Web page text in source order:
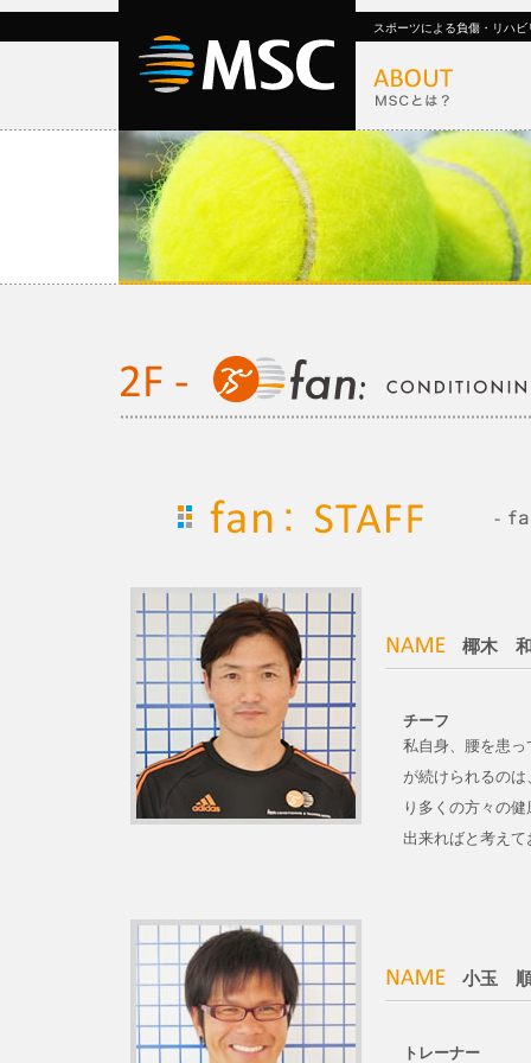
スポーツによる負傷・リハ
椰木
チーフ
私自身、腰を患
が続けられるの
り多くの方々の
出来ればと考え
小玉
トレーナー